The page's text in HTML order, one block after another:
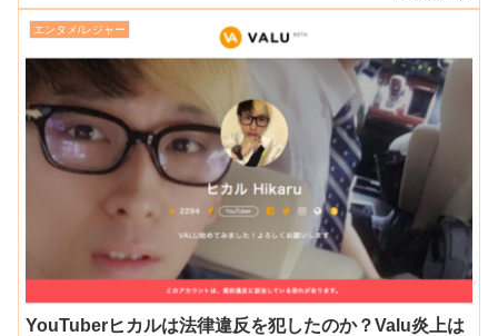
エンタメ/レジャー
YouTuberヒカルは法律違反を犯したのか？Valu炎上は